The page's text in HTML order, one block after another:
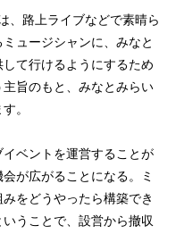
、路上ライブなどで素晴ら
ュージシャンに、みなと
て行けるようにするため
旨のもと、みなとみらい
。
ベントを運営することが
が広がることになる。ミ
をどうやったら構築でき
うことで、設営から撤収